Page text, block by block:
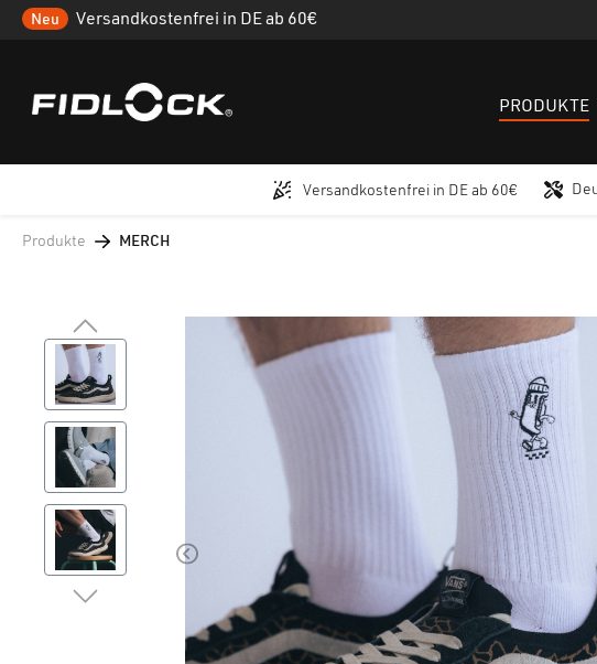
Hauptinhalt springen
Zur Suche springen
Zur Hauptnavigation springen
Neu Versandkostenfrei in DE ab 60€
PRODUKTE
Versandkostenfrei in DE ab 60€
Produkte MERCH
Bildergalerie überspringen